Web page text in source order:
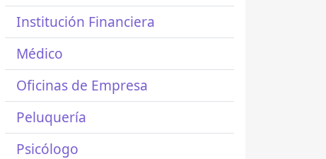
Institución Financiera
Médico
Oficinas de Empresa
Peluquería
Psicólogo